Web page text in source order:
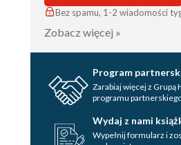
Bez spamu, 1-2 wiadomości
Zobacz więcej »
Program
Zarabiaj więcej z Grupą
programu
Wydaj z nami
Wypełnij formularz i